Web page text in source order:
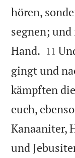
hören,
segnen;
Hand. 

11
gingt und
kämpften
euch,
Kanaaniter,
und